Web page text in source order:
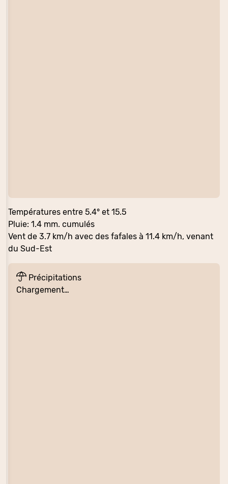
Températures entre 5.4° et 15.5
Pluie: 1.4 mm. cumulés
Vent de 3.7 km/h avec des fafales à 11.4 km/h, venant
du Sud-Est
Précipitations
Chargement…